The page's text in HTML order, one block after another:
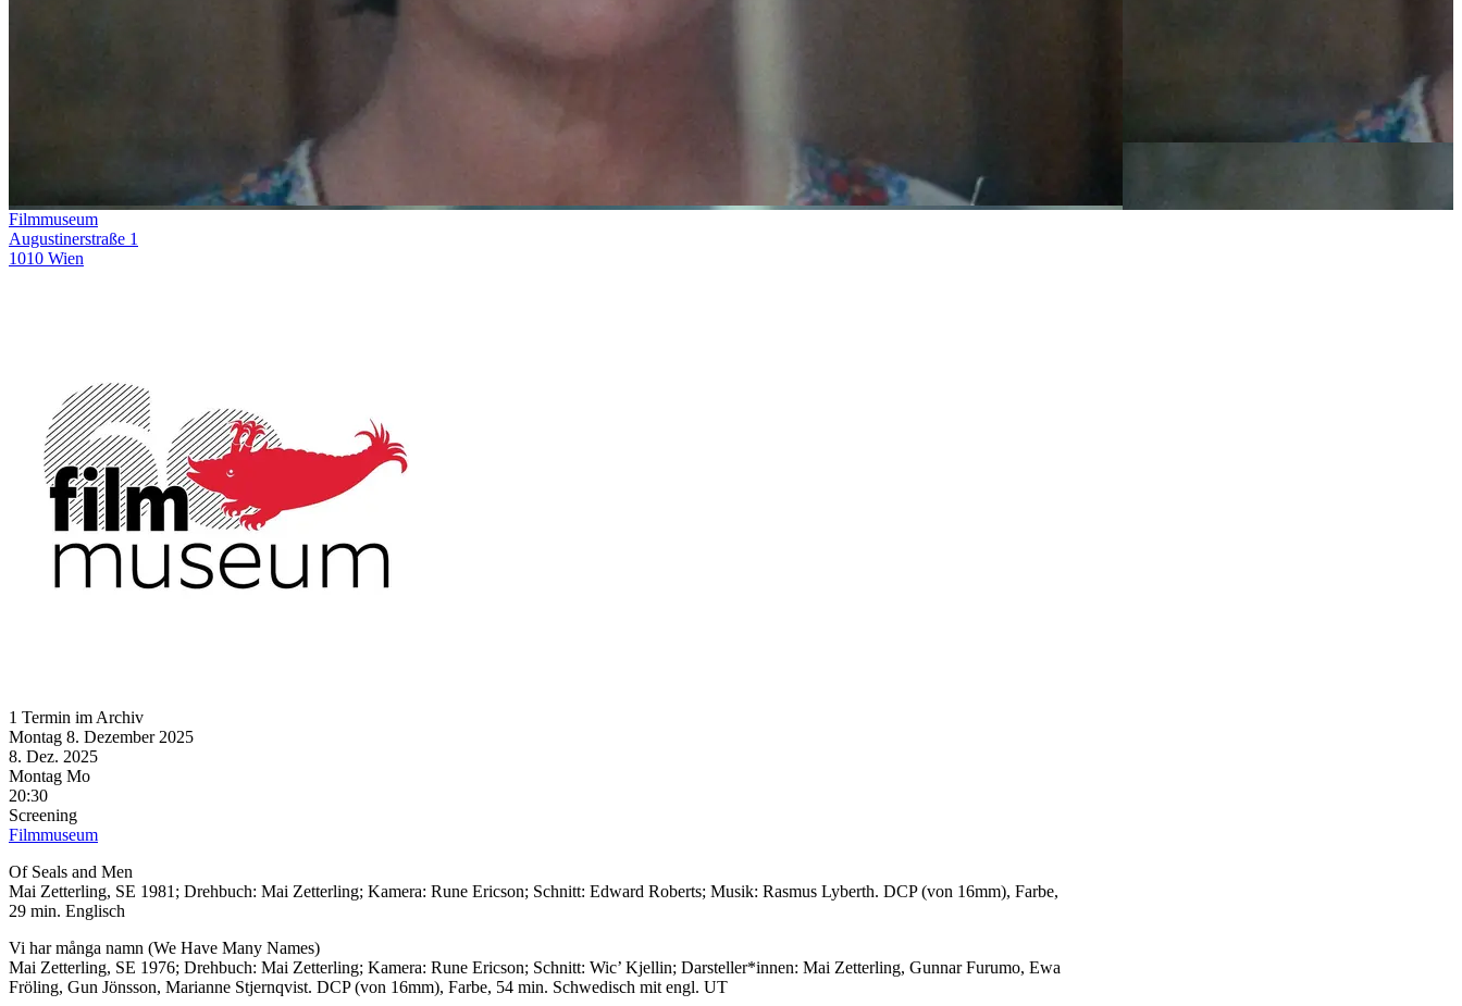
Filmmuseum
Augustinerstraße 1
1010 Wien
1 Termin im Archiv
Montag 8. Dezember 2025
8. Dez. 2025
Montag Mo
20:30
Screening
Filmmuseum
Of Seals and Men
Mai Zetterling, SE 1981; Drehbuch: Mai Zetterling; Kamera: Rune Ericson; Schnitt: Edward Roberts; Musik: Rasmus Lyberth. DCP (von 16mm), Farbe,
29 min. Englisch
Vi har många namn (We Have Many Names)
Mai Zetterling, SE 1976; Drehbuch: Mai Zetterling; Kamera: Rune Ericson; Schnitt: Wic’ Kjellin; Darsteller*innen: Mai Zetterling, Gunnar Furumo, Ewa
Fröling, Gun Jönsson, Marianne Stjernqvist. DCP (von 16mm), Farbe, 54 min. Schwedisch mit engl. UT